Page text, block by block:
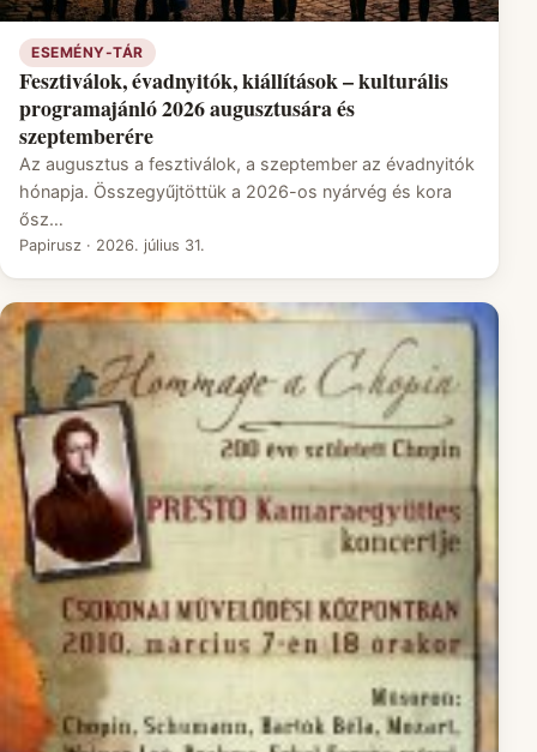
ESEMÉNY-TÁR
Fesztiválok, évadnyitók, kiállítások – kulturális
programajánló 2026 augusztusára és
szeptemberére
Az augusztus a fesztiválok, a szeptember az évadnyitók
hónapja. Összegyűjtöttük a 2026-os nyárvég és kora
ősz…
Papirusz · 2026. július 31.